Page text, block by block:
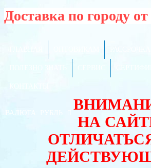
Доставка по городу
ВАЛЮТА:
НА